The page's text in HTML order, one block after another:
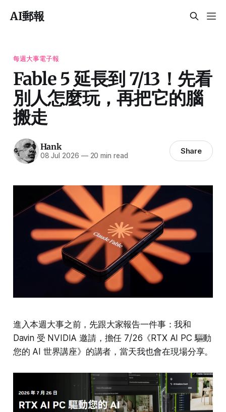
AI郵報
每週大事電子報
Fable 5 延長到 7/13！先看
別人怎麼玩，再把它的腦
搬走
Hank
08 Jul 2026 —20 min read Share
進入本週大事之前，先跟大家報告一件事：我和
Davin 受 NVIDIA 邀請，擔任 7/26《RTX AI PC 驅動
您的 AI 世界講座》的講者，當天我也會在現場分享。